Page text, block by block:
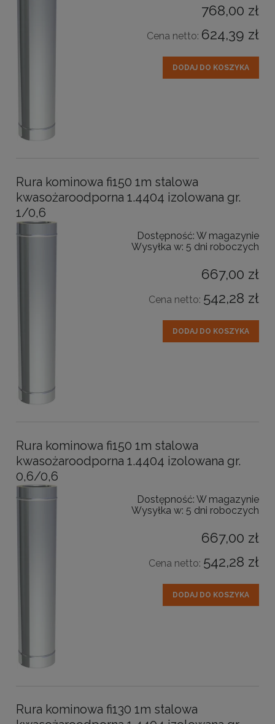
768,00 zł
Cena netto: 624,39 zł
DODAJ DO KOSZYKA
Rura kominowa fi150 1m stalowa
kwasożaroodporna 1.4404 izolowana gr.
1/0,6
Dostępność: W magazynie
Wysyłka w: 5 dni roboczych
667,00 zł
Cena netto: 542,28 zł
DODAJ DO KOSZYKA
Rura kominowa fi150 1m stalowa
kwasożaroodporna 1.4404 izolowana gr.
0,6/0,6
Dostępność: W magazynie
Wysyłka w: 5 dni roboczych
667,00 zł
Cena netto: 542,28 zł
DODAJ DO KOSZYKA
Rura kominowa fi130 1m stalowa